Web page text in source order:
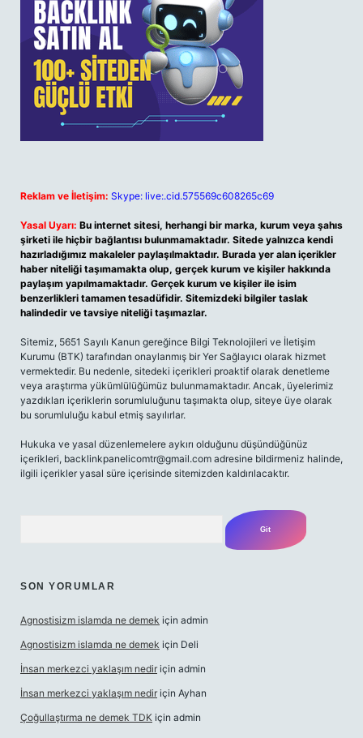
Reklam ve İletişim: Skype: live:.cid.575569c608265c69
Yasal Uyarı: Bu internet sitesi, herhangi bir marka, kurum veya şahıs
şirketi ile hiçbir bağlantısı bulunmamaktadır. Sitede yalnızca kendi
hazırladığımız makaleler paylaşılmaktadır. Burada yer alan içerikler
haber niteliği taşımamakta olup, gerçek kurum ve kişiler hakkında
paylaşım yapılmamaktadır. Gerçek kurum ve kişiler ile isim
benzerlikleri tamamen tesadüfidir. Sitemizdeki bilgiler taslak
halindedir ve tavsiye niteliği taşımazlar.
Sitemiz, 5651 Sayılı Kanun gereğince Bilgi Teknolojileri ve İletişim
Kurumu (BTK) tarafından onaylanmış bir Yer Sağlayıcı olarak hizmet
vermektedir. Bu nedenle, sitedeki içerikleri proaktif olarak denetleme
veya araştırma yükümlülüğümüz bulunmamaktadır. Ancak, üyelerimiz
yazdıkları içeriklerin sorumluluğunu taşımakta olup, siteye üye olarak
bu sorumluluğu kabul etmiş sayılırlar.
Hukuka ve yasal düzenlemelere aykırı olduğunu düşündüğünüz
içerikleri, backlinkpanelicomtr@gmail.com adresine bildirmeniz halinde,
ilgili içerikler yasal süre içerisinde sitemizden kaldırılacaktır.
SON YORUMLAR
Agnostisizm islamda ne demek için admin
Agnostisizm islamda ne demek için Deli
İnsan merkezci yaklaşım nedir için admin
İnsan merkezci yaklaşım nedir için Ayhan
Çoğullaştırma ne demek TDK için admin